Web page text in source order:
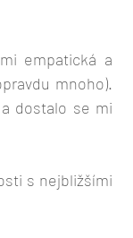
empatická a
mnoho).
dostalo se mi
s nejbližšími